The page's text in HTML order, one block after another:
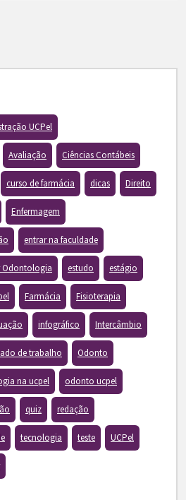
UCPel
Avaliação Ciências Contábeis
curso de farmácia dicas Direito
Enfermagem
entrar na faculdade
Odontologia estudo estágio
Farmácia Fisioterapia
infográfico Intercâmbio
de trabalho Odonto
na ucpel odonto ucpel
quiz redação
tecnologia teste UCPel